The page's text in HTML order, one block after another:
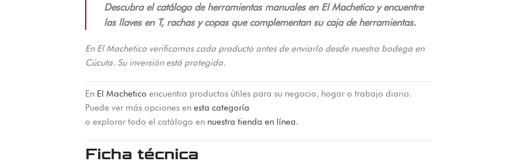
Descubra el catálogo de herramientas manuales en El Machetico y encuentre
las llaves en T, rachas y copas que complementan su caja de herramientas.
En El Machetico verificamos cada producto antes de enviarlo desde nuestra bodega en
Cúcuta. Su inversión está protegida.
En El Machetico encuentra productos útiles para su negocio, hogar o trabajo diario.
Puede ver más opciones en esta categoría
o explorar todo el catálogo en nuestra tienda en línea.
Ficha técnica